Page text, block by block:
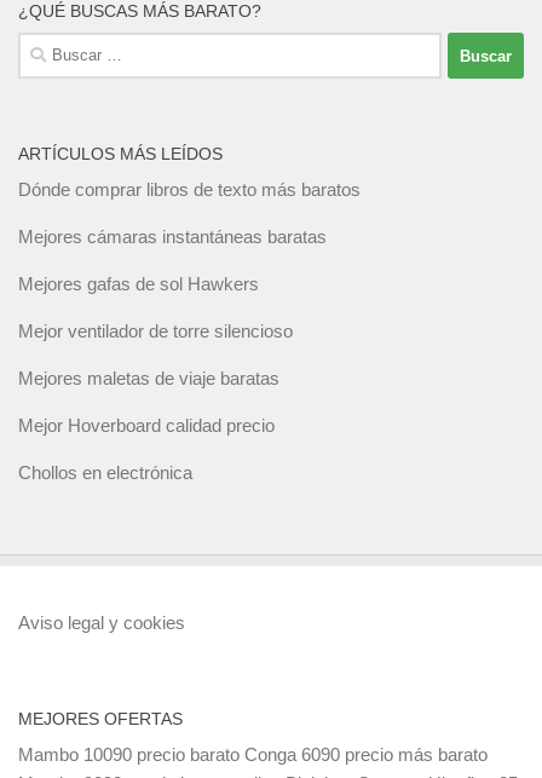
¿QUÉ BUSCAS MÁS BARATO?
Buscar:
ARTÍCULOS MÁS LEÍDOS
Dónde comprar libros de texto más baratos
Mejores cámaras instantáneas baratas
Mejores gafas de sol Hawkers
Mejor ventilador de torre silencioso
Mejores maletas de viaje baratas
Mejor Hoverboard calidad precio
Chollos en electrónica
Aviso legal y cookies
MEJORES OFERTAS
Mambo 10090 precio barato Conga 6090 precio más barato